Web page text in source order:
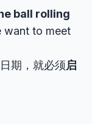
ball rolling
want to meet
期，就必须启